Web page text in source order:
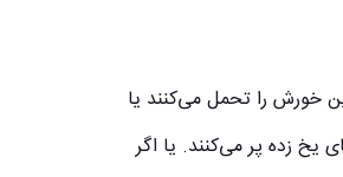
خورش را تحمل می‌کنند یا
یخ زده پر می‌کنند. یا اگر